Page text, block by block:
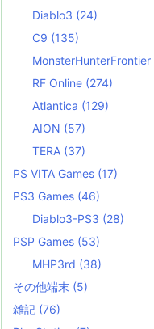
Diablo3 (24)
C9 (135)
MonsterHunterFrontier
RF Online (274)
Atlantica (129)
AION (57)
TERA (37)
PS VITA Games (17)
PS3 Games (46)
Diablo3-PS3 (28)
PSP Games (53)
MHP3rd (38)
その他端末 (5)
雑記 (76)